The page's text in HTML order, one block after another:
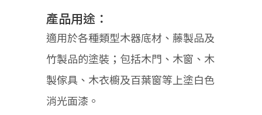
產品用途：
適用於各種類型木器底材、藤製品及
竹製品的塗裝；包括木門、木窗、木
製傢具、木衣櫥及百葉窗等上塗白色
消光面漆。